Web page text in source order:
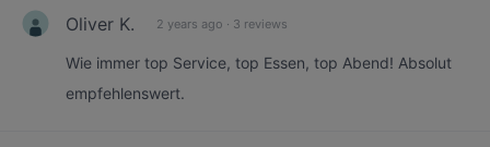
Oliver K. 2 years ago · 3 reviews
Wie immer top Service, top Essen, top Abend! Absolut
empfehlenswert.